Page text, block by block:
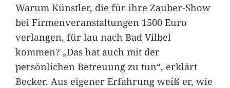
Warum Künstler, die für ihre Zauber-Show
bei Firmenveranstaltungen 1500 Euro
verlangen, für lau nach Bad Vilbel
kommen? „Das hat auch mit der
persönlichen Betreuung zu tun“, erklärt
Becker. Aus eigener Erfahrung weiß er, wie